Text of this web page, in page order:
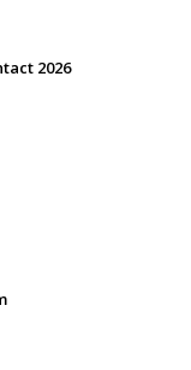
2026